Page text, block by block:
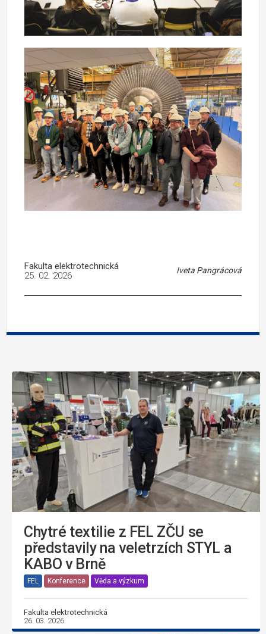
Fakulta elektrotechnická Iveta Pangrácová
25. 02. 2026
Chytré textilie z FEL ZČU se
představily na veletrzích STYL a
KABO v Brně
FEL Konference Věda a výzkum
Fakulta elektrotechnická
26. 03. 2026